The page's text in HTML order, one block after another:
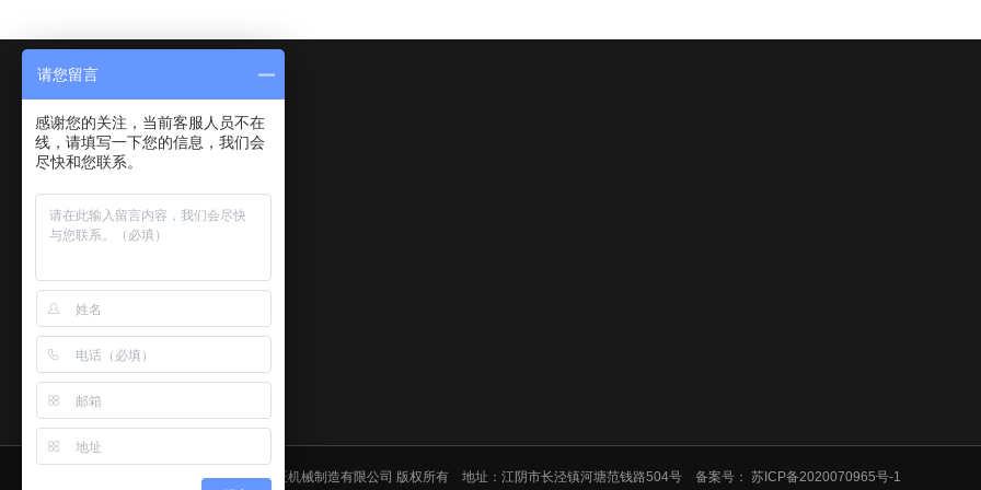
Copyright © 2020-2021 江阴市般匠机械制造有限公司 版权所有 地址：江阴市长泾镇河塘范钱路504号 备案号： 苏ICP备2020070965号-1
请您留言
感谢您的关注，当前客服人员不在
线，请填写一下您的信息，我们会
尽快和您联系。